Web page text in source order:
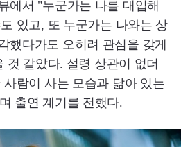
에서 "누군가는 나를 대입해
있고, 또 누군가는 나와는 상
했다가도 오히려 관심을 갖게
것 같았다. 설령 상관이 없더
람이 사는 모습과 닮아 있는
출연 계기를 전했다.